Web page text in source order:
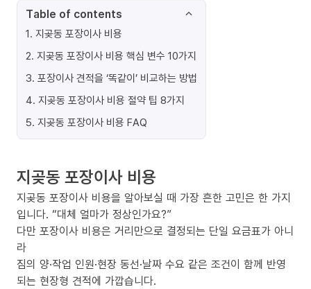
Table of contents
1. 지곶동 포장이사 비용
2. 지곶동 포장이사 비용 핵심 변수 10가지
3. 포장이사 견적을 ‘똑같이’ 비교하는 방법
4. 지곶동 포장이사 비용 절약 팁 8가지
5. 지곶동 포장이사 비용 FAQ
지곶동 포장이사 비용
지곶동 포장이사 비용을 알아보실 때 가장 흔한 고민은 한 가지
입니다. “대체 얼마가 정상인가요?”
다만 포장이사 비용은 거리만으로 결정되는 단일 요금표가 아니
라
짐의 양·작업 인원·현장 동선·날짜 수요 같은 조건이 함께 반영
되는 현장형 견적에 가깝습니다.